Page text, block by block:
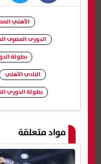
الأهلي
الدورى المصرى
بطولة
النادي الأهلي
بطولة الدوري
مواد متعلقة